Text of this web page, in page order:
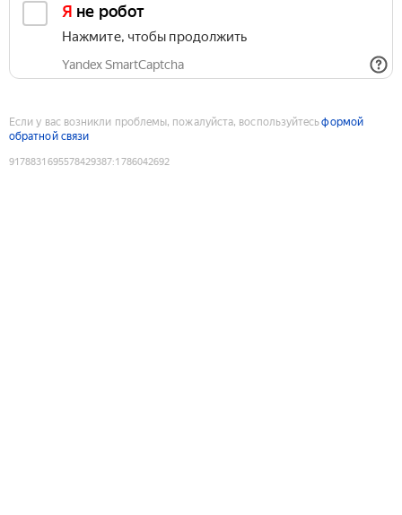
Я не робот
Нажмите, чтобы продолжить
Yandex SmartCaptcha
Если у вас возникли проблемы, пожалуйста, воспользуйтесьформой
обратной связи
9178831695578429387:1786042692